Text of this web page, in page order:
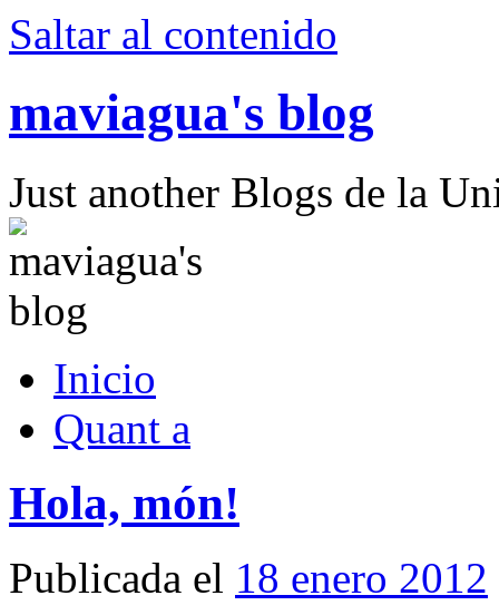
Saltar al contenido
maviagua's blog
Just another Blogs de la
Inicio
Quant a
Hola, món!
Publicada el 18 enero 2012